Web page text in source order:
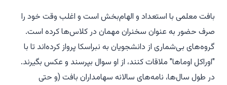
بافت معلمی با استعداد و الهام‌بخش است و اغلب وقت خود را
صرف حضور به عنوان سخنران مهمان در کلاس‌ها کرده است.
گروه‌های بی‌شماری از دانشجویان به نبراسکا پرواز کرده‌اند تا با
"اوراکل اوماها" ملاقات کنند، از او سوال بپرسند و عکس بگیرند.
در طول سال‌ها، نامه‌های سالانه سهامداران بافت (و حتی